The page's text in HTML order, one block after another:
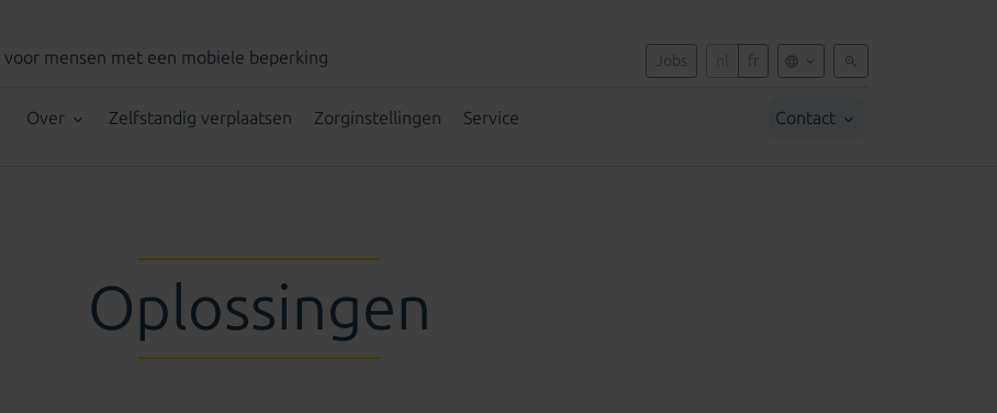
voor mensen met een mobiele beperking Jobs fr
Over Zelfstandig verplaatsen Zorginstellingen Service Contact
Oplossingen